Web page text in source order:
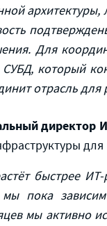
Для
который
отрасль
директор
быстрее
пока зависим
мы активно